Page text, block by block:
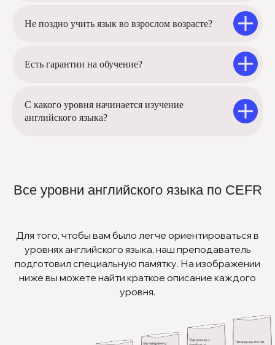
Не поздно учить язык во взрослом возрасте?
Есть гарантии на обучение?
С какого уровня начинается изучение
английского языка?
Все уровни английского языка по CEFR
Для того, чтобы вам было легче ориентироваться в
уровнях английского языка, наш преподаватель
подготовил специальную памятку. На изображении
ниже вы можете найти краткое описание каждого
уровня.